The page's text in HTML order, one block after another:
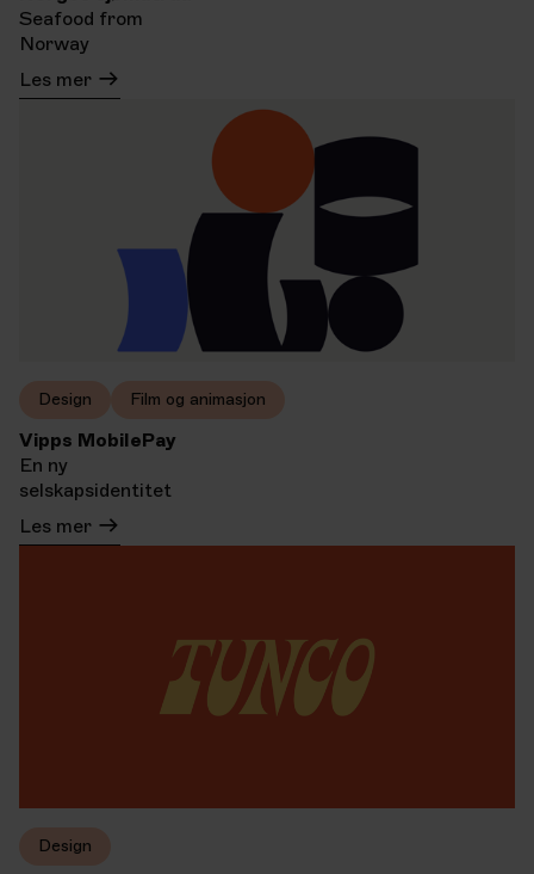
Seafood from
Norway
Les mer
Vipps MobilePay
En ny
selskapsidentitet
Design Film og animasjon
Les mer
Design